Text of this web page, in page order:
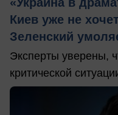
Киев уже не
Зеленский
Эксперты уверены,
критической